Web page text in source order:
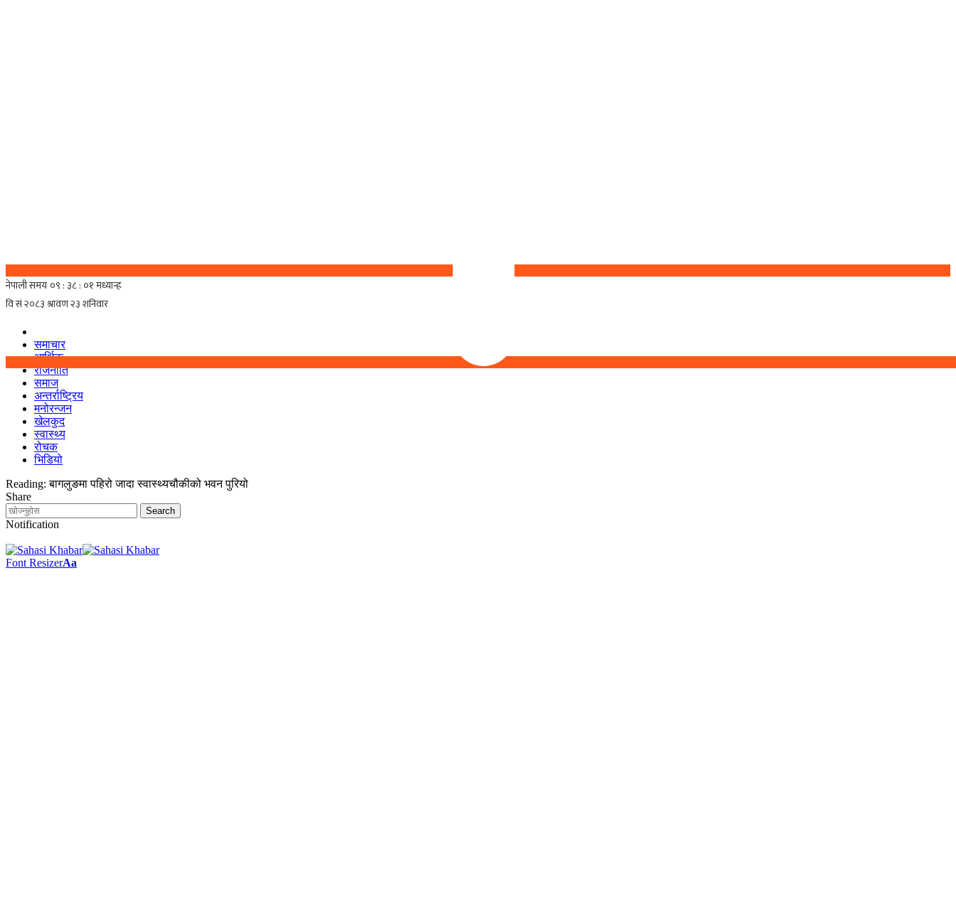
समाचार
आर्थिक
राजनीति
समाज
अन्तर्राष्ट्रिय
मनोरन्जन
खेलकुद
स्वास्थ्य
रोचक
भिडियो
Reading: बागलुङमा पहिरो जादा स्वास्थ्यचौकीको भवन पुरियो
Share
Notification
Font ResizerAa